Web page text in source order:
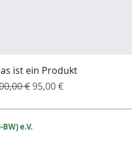
ist ein Produkt
€ Sale-Preis
95,00 €
e.V.